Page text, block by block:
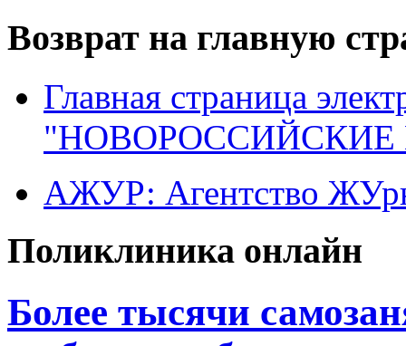
Возврат на главную
Главная страница
"НОВОРОССИЙСКИЕ
АЖУР: Агентство
Поликлиника онлайн
Более тысячи